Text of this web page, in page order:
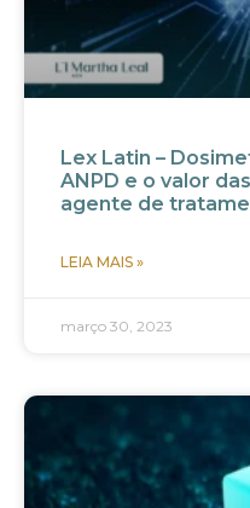
Lex Latin –
ANPD e o valor
agente de
LEIA MAIS »
março 30, 2023